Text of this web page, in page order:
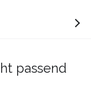
passend